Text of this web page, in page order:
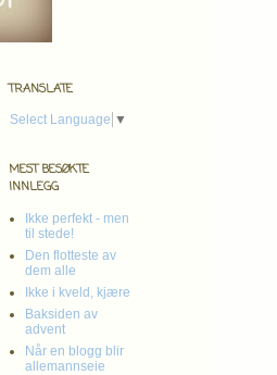
TRANSLATE
Select Language ▼
MEST BESØKTE
INNLEGG
Ikke perfekt - men
til stede!
Den flotteste av
dem alle
Ikke i kveld, kjære
Baksiden av
advent
Når en blogg blir
allemannseie